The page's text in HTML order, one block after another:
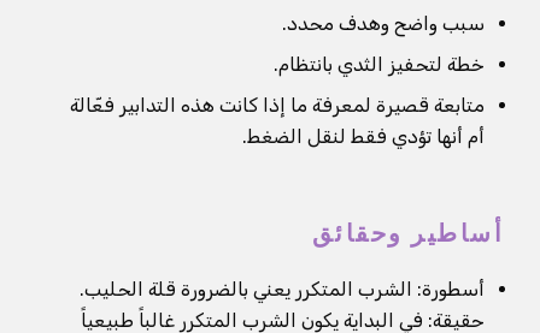
سبب واضح وهدف محدد.
خطة لتحفيز الثدي بانتظام.
متابعة قصيرة لمعرفة ما إذا كانت هذه التدابير فعّالة
أم أنها تؤدي فقط لنقل الضغط.
أساطير وحقائق
أسطورة: الشرب المتكرر يعني بالضرورة قلة الحليب.
حقيقة: في البداية يكون الشرب المتكرر غالباً طبيعياً